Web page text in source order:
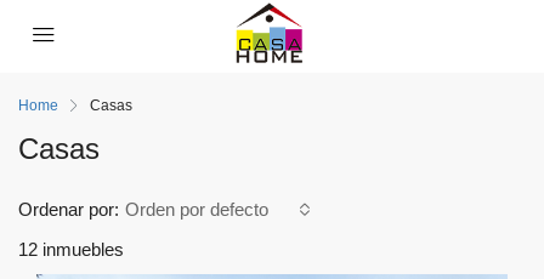
Home Casas
Casas
12 inmuebles
Ordenar por: Orden por defecto